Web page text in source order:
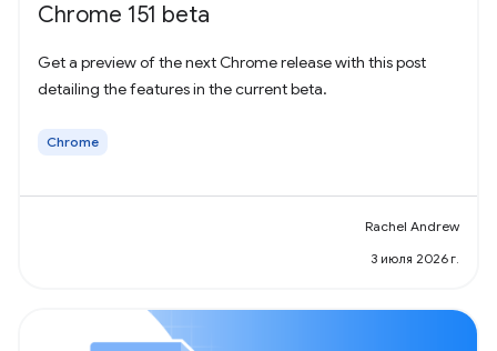
Chrome 151 beta
Get a preview of the next Chrome release with this post
detailing the features in the current beta.
Chrome
Rachel Andrew
3 июля 2026 г.